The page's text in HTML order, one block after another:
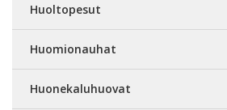
Huoltopesut
Huomionauhat
Huonekaluhuovat